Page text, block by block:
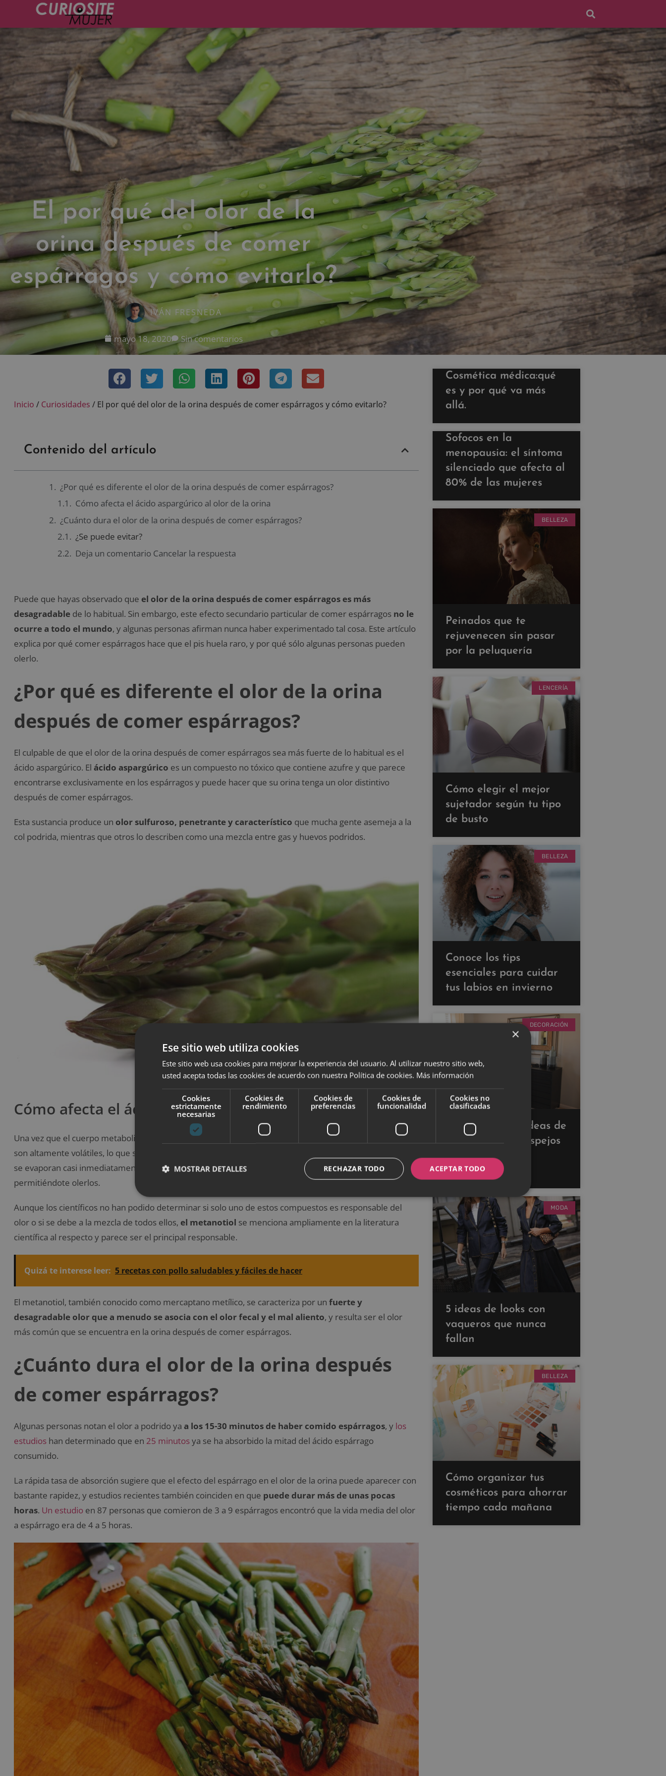
El por qué del olor de la
orina después de comer
espárragos y cómo evitarlo?
IVÁN FRESNEDA
mayo 18, 2020 Sin comentarios
Inicio / Curiosidades / El por qué del olor de la orina después de comer espárragos y cómo evitarlo?
Contenido del artículo
¿Por qué es diferente el olor de la orina después de comer espárragos?
Cómo afecta el ácido aspargúrico al olor de la orina
¿Cuánto dura el olor de la orina después de comer espárragos?
¿Se puede evitar?
Deja un comentario Cancelar la respuesta
Puede que hayas observado que el olor de la orina después de comer espárragos es más
desagradable de lo habitual. Sin embargo, este efecto secundario particular de comer espárragos no le
ocurre a todo el mundo, y algunas personas afirman nunca haber experimentado tal cosa. Este artículo
explica por qué comer espárragos hace que el pis huela raro, y por qué sólo algunas personas pueden
olerlo.
¿Por qué es diferente el olor de la orina
después de comer espárragos?
El culpable de que el olor de la orina después de comer espárragos sea más fuerte de lo habitual es el
ácido aspargúrico. El ácido aspargúrico es un compuesto no tóxico que contiene azufre y que parece
encontrarse exclusivamente en los espárragos y puede hacer que su orina tenga un olor distintivo
después de comer espárragos.
Esta sustancia produce un olor sulfuroso, penetrante y característico que mucha gente asemeja a la
col podrida, mientras que otros lo describen como una mezcla entre gas y huevos podridos.
Cómo afecta el ácido aspargúrico al olor de la orina
Una vez que el cuerpo metaboliza el ácido aspargúrico produce varios subproductos
sulfurosos que
son altamente volátiles, lo que significa que
se evaporan casi inmediatamente, lo que les permite viajar desde la orina hasta tu nariz,
permitiéndote olerlos.
Aunque los científicos no han podido determinar si solo uno de estos compuestos es responsable del
olor o si se debe a la mezcla de todos ellos, el metanotiol se menciona ampliamente en la literatura
científica al respecto y parece ser el principal responsable.
Quizá te interese leer: 5 recetas con pollo saludables y fáciles de hacer
El metanotiol, también conocido como mercaptano metílico, se caracteriza por un fuerte y
desagradable olor que a menudo se asocia con el olor fecal y el mal aliento, y resulta ser el olor
más común que se encuentra en la orina después de comer espárragos.
¿Cuánto dura el olor de la orina después
de comer espárragos?
Algunas personas notan el olor a podrido ya a los 15-30 minutos de haber comido espárragos, y los
estudios han determinado que en 25 minutosya se ha absorbido la mitad del ácido espárrago
consumido.
La rápida tasa de absorción sugiere que el efecto del espárrago en el olor de la orina puede aparecer con
bastante rapidez, y estudios recientes también coinciden en que puede durar más de unas pocas
horas. Un estudio en 87 personas que comieron de 3 a 9 espárragos encontró que la vida media del olor
a espárrago era de 4 a 5 horas.
Cosmética médica:qué
es y por qué va más
allá.
Sofocos en la
menopausia: el síntoma
silenciado que afecta al
80% de las mujeres
BELLEZA
Peinados que te
rejuvenecen sin pasar
por la peluquería
LENCERÍA
Cómo elegir el mejor
sujetador según tu tipo
de busto
BELLEZA
Conoce los tips
esenciales para cuidar
tus labios en invierno
DECORACIÓN
Descubre estas ideas de
decoración con espejos
para ampliar tus
espacios
MODA
5 ideas de looks con
vaqueros que nunca
fallan
BELLEZA
Cómo organizar tus
cosméticos para ahorrar
tiempo cada mañana
×
Ese sitio web utiliza cookies
Este sitio web usa cookies para mejorar la experiencia del usuario. Al utilizar nuestro sitio web,
usted acepta todas las cookies de acuerdo con nuestra Política de cookies. Más información
Cookies
estrictamente
necesarias
Cookies de
rendimiento
Cookies de
preferencias
Cookies de
funcionalidad
Cookies no
clasificadas
ACEPTAR TODO
RECHAZAR TODO
MOSTRAR DETALLES